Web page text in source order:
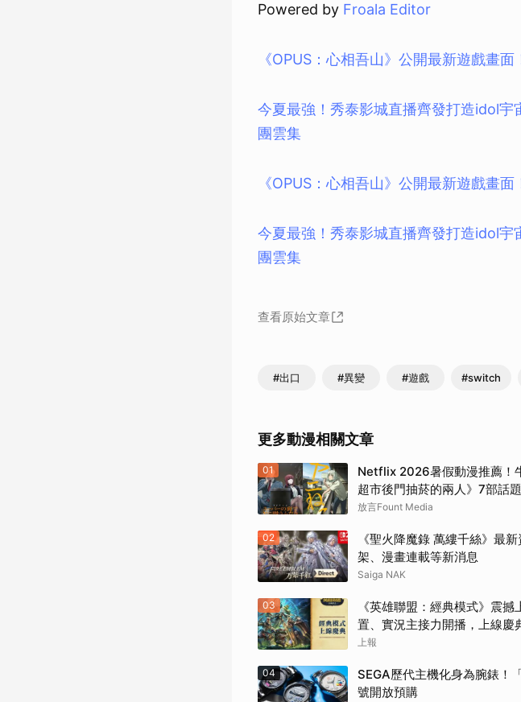
Powered by Froala Editor
《OPUS：心相吾山》公開最新遊戲畫
今夏最強！秀泰影城直播齊發打造idol
團雲集
《OPUS：心相吾山》公開最新遊戲畫
今夏最強！秀泰影城直播齊發打造idol
團雲集
查看原始文章
#出口 #異變 #遊戲 #switch
更多動漫相關文章
01
Netflix 2026暑假動漫推薦！
超市後門抽菸的兩人》7部話
放言Fount Media
02
《聖火降魔錄 萬縷千絲》最
架、漫畫連載等新消息
Saiga NAK
03
《英雄聯盟：經典模式》震
置、實況主接力開播，上線慶
上報
04
SEGA歷代主機化身為腕錶
號開放預購